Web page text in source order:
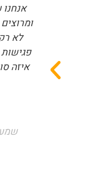
לא
איזה